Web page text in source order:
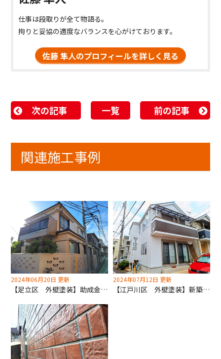
仕事は段取りが全て物語る。
拘りと妥協の適度なバランスを心がけております。
佐藤 隼人のプロフィールを詳しく見る
次の記事 一覧 前の記事
関連施工事例
2024年06月20日 更新
【足立区 外壁塗装】助成金もお任せ下さい！
2024年07月12日 更新
【江戸川区 外壁塗装】新築のような仕上がりをご期待ください！